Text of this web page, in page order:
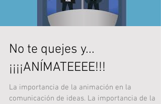
No te quejes y...
¡¡¡¡ANÍMATEEEE!!!
La importancia de la animación en la
comunicación de ideas. La importancia de la